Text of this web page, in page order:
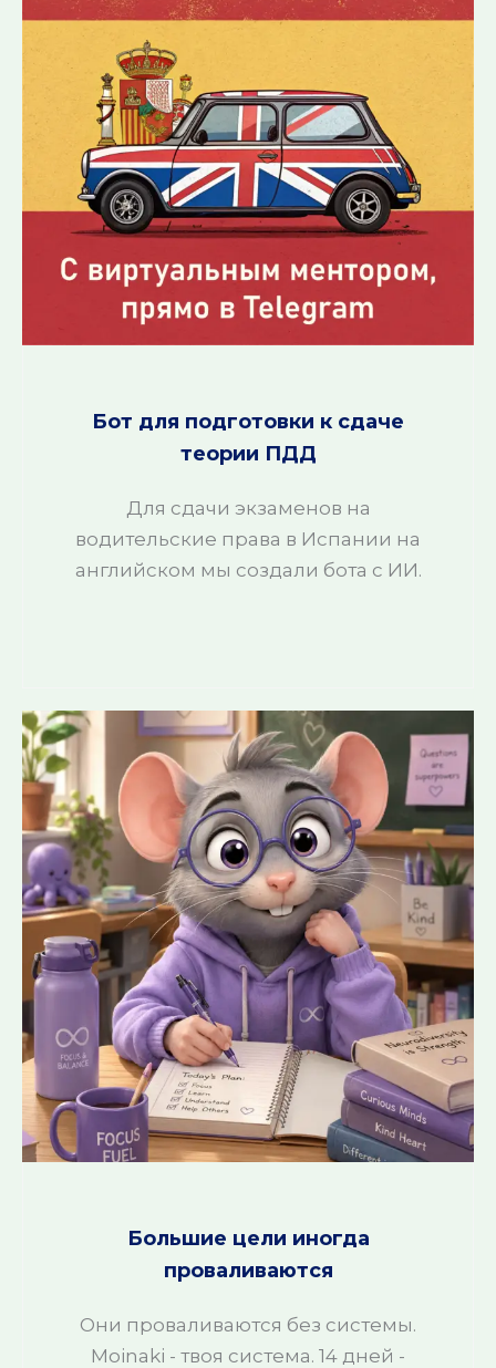
Бот для подготовки к сдаче
теории ПДД
Для сдачи экзаменов на
водительские права в Испании на
английском мы создали бота с ИИ.
Большие цели иногда
проваливаются
Они проваливаются без системы.
Moinaki - твоя система. 14 дней -